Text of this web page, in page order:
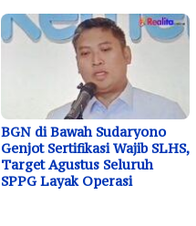
BGN di Bawah Sudaryono
Genjot Sertifikasi Wajib SLHS,
Target Agustus Seluruh
SPPG Layak Operasi